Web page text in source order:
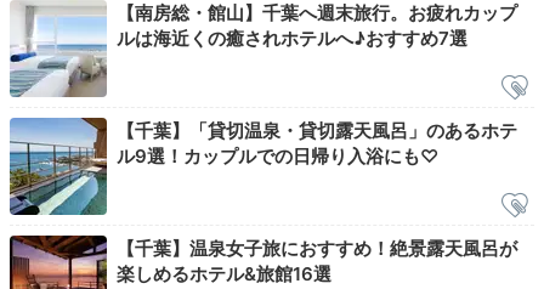
朝食はバイキングで海鮮丼を作りました！イクラかけ放題で朝から
豪華でした
【南房総・館山】千葉へ週末旅行。お疲れカップ
ルは海近くの癒されホテルへ♪おすすめ7選
【千葉】「貸切温泉・貸切露天風呂」のあるホテ
ル9選！カップルでの日帰り入浴にも♡
【千葉】温泉女子旅におすすめ！絶景露天風呂が
楽しめるホテル&旅館16選